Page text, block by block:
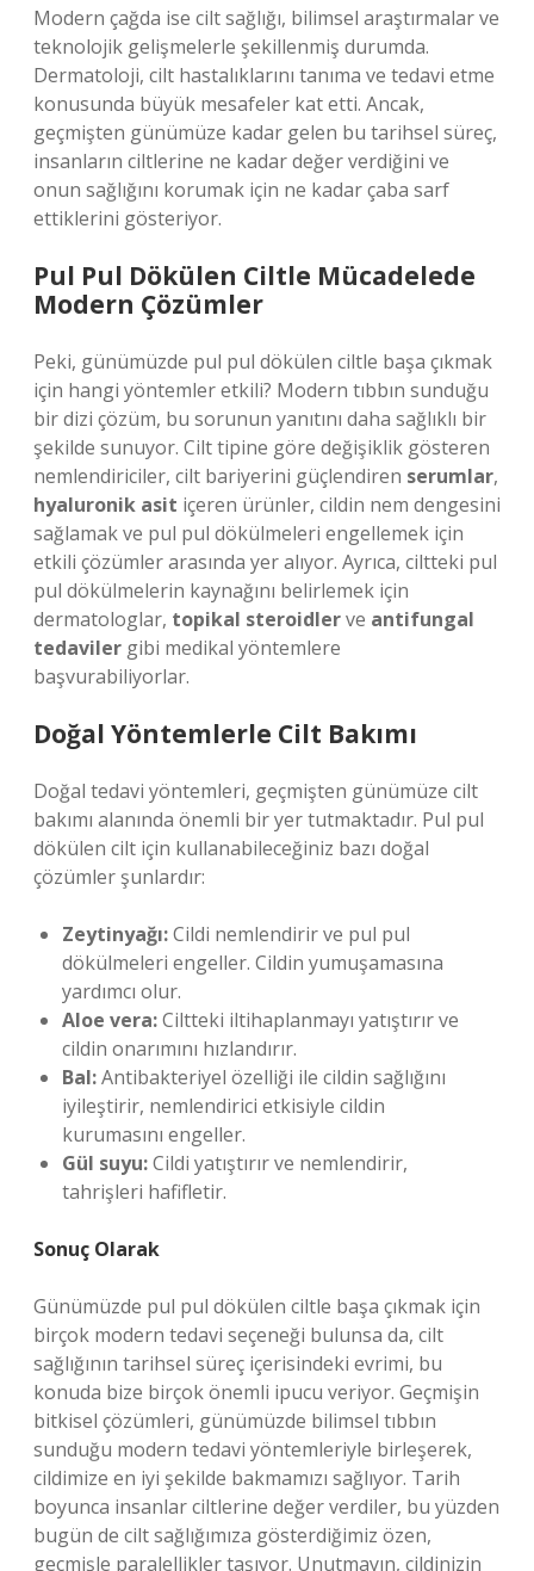
Modern çağda ise cilt sağlığı, bilimsel araştırmalar ve
teknolojik gelişmelerle şekillenmiş durumda.
Dermatoloji, cilt hastalıklarını tanıma ve tedavi etme
konusunda büyük mesafeler kat etti. Ancak,
geçmişten günümüze kadar gelen bu tarihsel süreç,
insanların ciltlerine ne kadar değer verdiğini ve
onun sağlığını korumak için ne kadar çaba sarf
ettiklerini gösteriyor.
Pul Pul Dökülen Ciltle Mücadelede
Modern Çözümler
Peki, günümüzde pul pul dökülen ciltle başa çıkmak
için hangi yöntemler etkili? Modern tıbbın sunduğu
bir dizi çözüm, bu sorunun yanıtını daha sağlıklı bir
şekilde sunuyor. Cilt tipine göre değişiklik gösteren
nemlendiriciler, cilt bariyerini güçlendiren serumlar,
hyaluronik asit içeren ürünler, cildin nem dengesini
sağlamak ve pul pul dökülmeleri engellemek için
etkili çözümler arasında yer alıyor. Ayrıca, ciltteki pul
pul dökülmelerin kaynağını belirlemek için
dermatologlar, topikal steroidlerve antifungal
tedaviler gibi medikal yöntemlere
başvurabiliyorlar.
Doğal Yöntemlerle Cilt Bakımı
Doğal tedavi yöntemleri, geçmişten günümüze cilt
bakımı alanında önemli bir yer tutmaktadır. Pul pul
dökülen cilt için kullanabileceğiniz bazı doğal
çözümler şunlardır:
Zeytinyağı:Cildi nemlendirir ve pul pul
dökülmeleri engeller. Cildin yumuşamasına
yardımcı olur.
Aloe vera:Ciltteki iltihaplanmayı yatıştırır ve
cildin onarımını hızlandırır.
Bal:Antibakteriyel özelliği ile cildin sağlığını
iyileştirir, nemlendirici etkisiyle cildin
kurumasını engeller.
Gül suyu:Cildi yatıştırır ve nemlendirir,
tahrişleri hafifletir.
Sonuç Olarak
Günümüzde pul pul dökülen ciltle başa çıkmak için
birçok modern tedavi seçeneği bulunsa da, cilt
sağlığının tarihsel süreç içerisindeki evrimi, bu
konuda bize birçok önemli ipucu veriyor. Geçmişin
bitkisel çözümleri, günümüzde bilimsel tıbbın
sunduğu modern tedavi yöntemleriyle birleşerek,
cildimize en iyi şekilde bakmamızı sağlıyor. Tarih
boyunca insanlar ciltlerine değer verdiler, bu yüzden
bugün de cilt sağlığımıza gösterdiğimiz özen,
geçmişle paralellikler taşıyor. Unutmayın, cildinizin